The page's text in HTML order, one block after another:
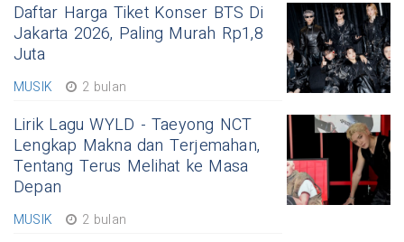
Daftar Harga Tiket Konser BTS Di
Jakarta 2026, Paling Murah Rp1,8
Juta
MUSIK 2 bulan
Lirik Lagu WYLD - Taeyong NCT
Lengkap Makna dan Terjemahan,
Tentang Terus Melihat ke Masa
Depan
MUSIK 2 bulan